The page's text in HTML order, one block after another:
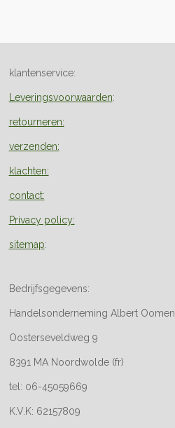
klantenservice:
Leveringsvoorwaarden:
retourneren:
verzenden:
klachten:
contact:
Privacy policy:
sitemap:
Bedrijfsgegevens:
Handelsonderneming Albert Oomen
Oosterseveldweg 9
8391 MA Noordwolde (fr)
tel: 06-45059669
K.V.K: 62157809